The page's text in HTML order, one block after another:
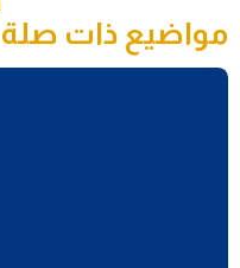
مواضيع ذات صلة